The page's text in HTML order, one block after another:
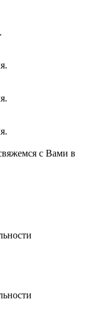
с Вами в